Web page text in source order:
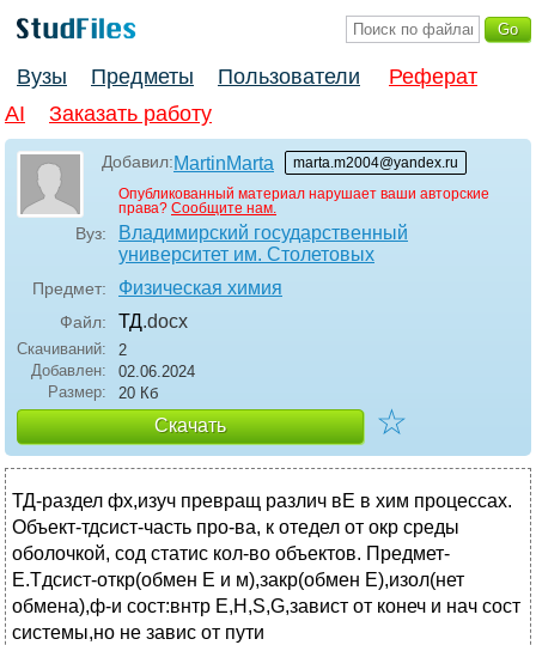
Вузы Предметы Пользователи
Реферат
AI
Заказать работу
Добавил:MartinMarta
marta.m2004@yandex.ru
Опубликованный материал нарушает ваши авторские
права? Сообщите нам.
Вуз:
Владимирский государственный
университет им. Столетовых
Предмет: Физическая химия
Файл: ТД.docx
Скачиваний:
2
Добавлен:
02.06.2024
Размер:
20 Кб
Скачать ☆
ТД-раздел фх,изуч превращ различ вЕ в хим процессах.
Объект-тдсист-часть про-ва, к отедел от окр среды
оболочкой, сод статис кол-во объектов. Предмет-
Е.Тдсист-откр(обмен Е и м),закр(обмен Е),изол(нет
обмена),ф-и сост:внтр Е,Н,S,G,завист от конеч и нач сост
системы,но не завис от пути